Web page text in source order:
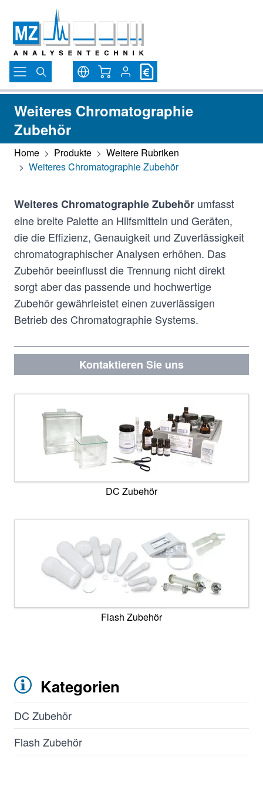
Direkt zum Inhalt
Warenkorb
Weiteres Chromatographie
Zubehör
Home > Produkte > Weitere Rubriken
> Weiteres Chromatographie Zubehör
Weiteres Chromatographie Zubehör umfasst
eine breite Palette an Hilfsmitteln und Geräten,
die die Effizienz, Genauigkeit und Zuverlässigkeit
chromatographischer Analysen erhöhen. Das
Zubehör beeinflusst die Trennung nicht direkt
sorgt aber das passende und hochwertige
Zubehör gewährleistet einen zuverlässigen
Betrieb des Chromatographie Systems.
Kontaktieren Sie uns
DC Zubehör
Flash Zubehör
Kategorien
DC Zubehör
Flash Zubehör